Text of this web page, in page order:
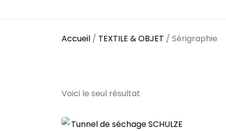
Accueil / TEXTILE & OBJET / Sérigraphie
Voici le seul résultat